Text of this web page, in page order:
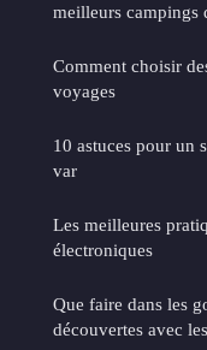
meilleurs campings
Comment choisir
voyages
10 astuces pour un
var
Les meilleures
électroniques
Que faire dans les
découvertes avec